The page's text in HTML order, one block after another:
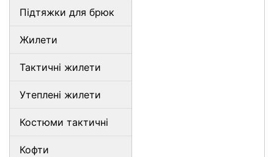
Підтяжки для брюк
Жилети
Тактичні жилети
Утеплені жилети
Костюми тактичні
Кофти